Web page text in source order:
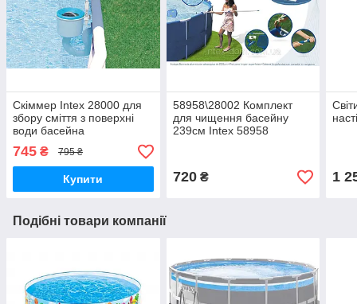
Скіммер Intex 28000 для
збору сміття з поверхні
води басейна
745 ₴ 795 ₴
Купити
58958\28002 Комплект
для чищення басейну
239см Intex 58958
720₴ 1
Подібні товари компанії